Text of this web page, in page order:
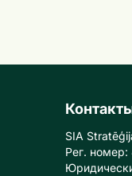
SIA
Рег. номер: